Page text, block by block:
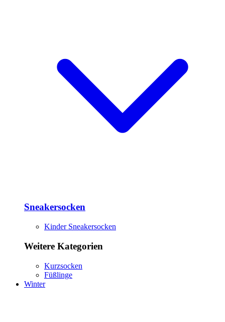
Sneakersocken
Kinder Sneakersocken
Weitere Kategorien
Kurzsocken
Füßlinge
Winter